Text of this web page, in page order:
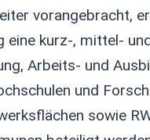
vorangebracht,
eine kurz-, mittel-
Arbeits- und
und
sowie